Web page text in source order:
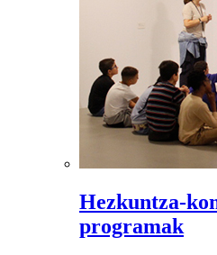
Hezkuntza-
programak